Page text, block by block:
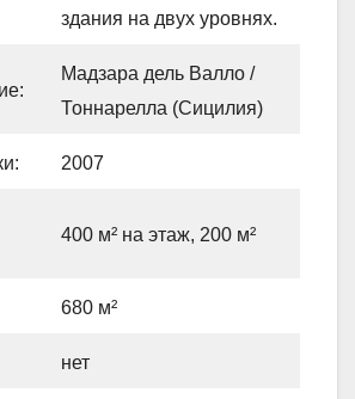
здания на двух уровнях.
Мадзара дель Валло /
Тоннарелла (Сицилия)
2007
400 м² на этаж, 200 м²
680 м²
нет